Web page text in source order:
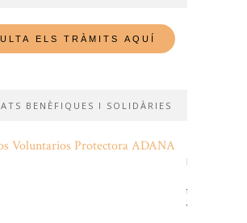
BENÈFIQUES I SOLIDÀRIES
te
voluntari!